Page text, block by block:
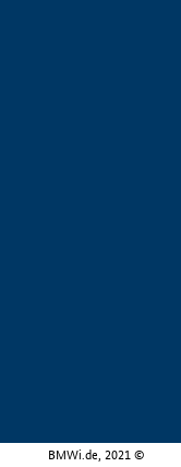
BMWi.de, 2021 ©